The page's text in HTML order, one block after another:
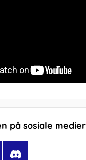
på sosiale medier
Discord